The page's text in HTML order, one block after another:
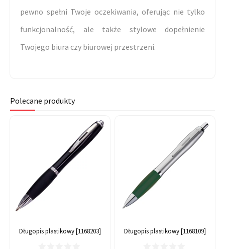
pewno spełni Twoje oczekiwania, oferując nie tylko
funkcjonalność, ale także stylowe dopełnienie
Twojego biura czy biurowej przestrzeni.
Polecane produkty
Długopis plastikowy [1168203] Długopis plastikowy [1168109]